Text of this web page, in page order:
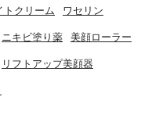
トクリーム ワセリン
ニキビ塗り薬 美顔ローラー
リフトアップ美顔器